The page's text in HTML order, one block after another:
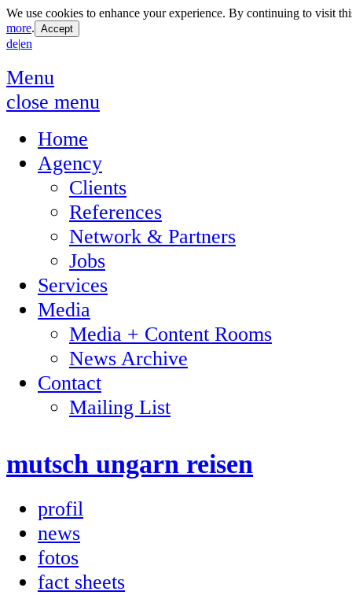
We use cookies to enhance your experience. By continuing to visit
more.
de|en
Menu
close menu
Home
Agency
Clients
References
Network & Partners
Jobs
Services
Media
Media + Content Rooms
News Archive
Contact
Mailing List
mutsch ungarn reisen
profil
news
fotos
fact sheets